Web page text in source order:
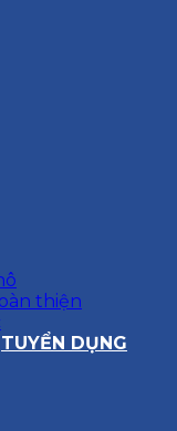
thiện
TUYỂN DỤNG